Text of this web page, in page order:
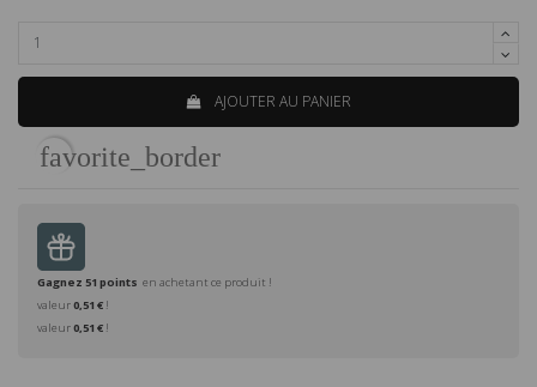
AJOUTER AU PANIER
favorite_border
Gagnez 51 points en achetant ce produit !
valeur0,51 € !
valeur0,51 € !